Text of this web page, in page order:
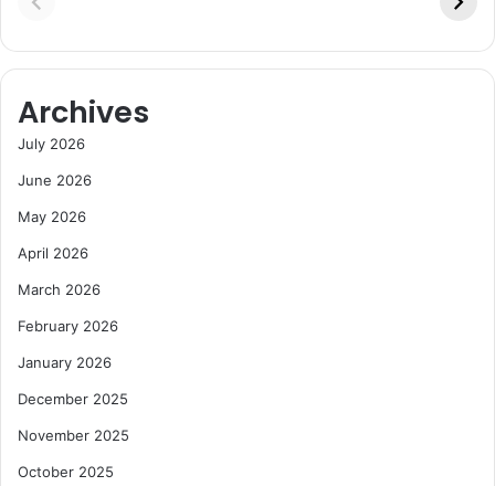
Archives
July 2026
June 2026
May 2026
April 2026
March 2026
February 2026
January 2026
December 2025
November 2025
October 2025